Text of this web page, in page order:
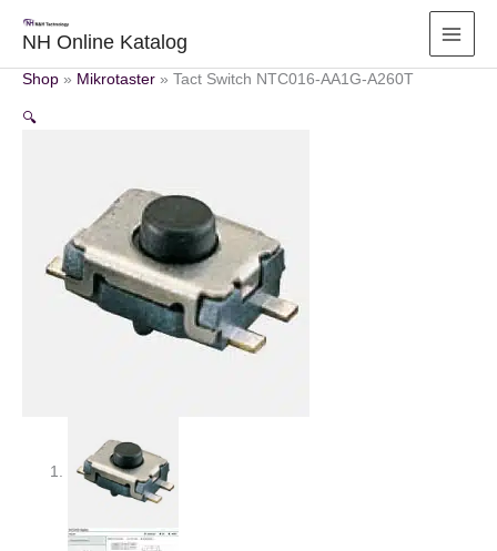
Inhalt
springen
NH Online Katalog
Shop » Mikrotaster » Tact Switch NTC016-AA1G-A260T
🔍